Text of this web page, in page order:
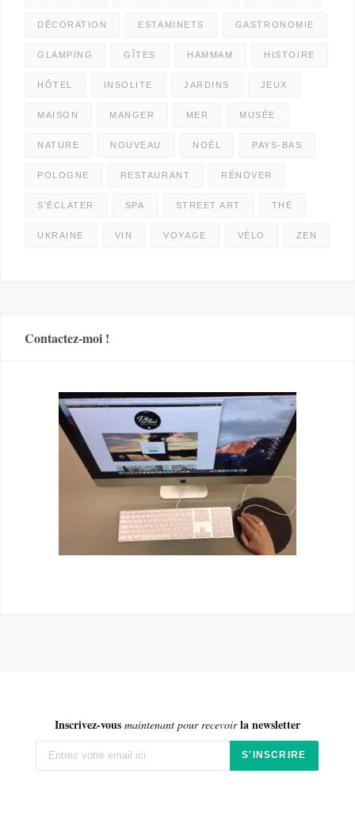
DÉCORATION ESTAMINETS GASTRONOMIE
GLAMPING GÎTES HAMMAM HISTOIRE
HÔTEL INSOLITE JARDINS JEUX
MAISON MANGER MER MUSÉE
NATURE NOUVEAU NOËL PAYS-BAS
POLOGNE RESTAURANT RÉNOVER
S'ÉCLATER SPA STREET ART THÉ
UKRAINE VIN VOYAGE VÉLO ZEN
Contactez-moi !
Inscrivez-vous maintenant pour recevoirla newsletter